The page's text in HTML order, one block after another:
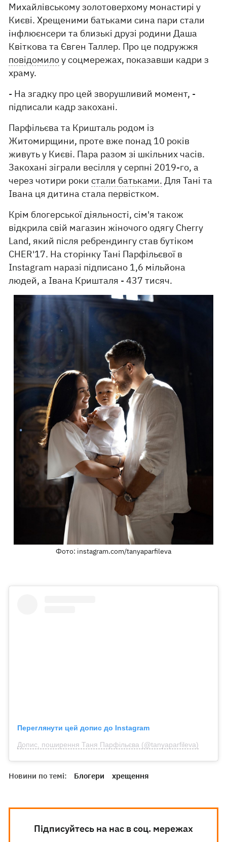
Михайлівському золотоверхому монастирі у
Києві. Хрещеними батьками сина пари стали
інфлюєнсери та близькі друзі родини Даша
Квіткова та Євген Таллер. Про це подружжя
повідомилоу соцмережах, показавши кадри з
храму.
- На згадку про цей зворушливий момент, -
підписали кадр закохані.
Парфільєва та Кришталь родом із
Житомирщини, проте вже понад 10 років
живуть у Києві. Пара разом зі шкільних часів.
Закохані зіграли весілля у серпні 2019-го, а
через чотири рокистали батьками. Для Тані та
Івана ця дитина стала первістком.
Крім блогерської діяльності, сім'я також
відкрила свій магазин жіночого одягу Cherry
Land, який після ребрендингу став бутіком
CHER'17. На сторінку Тані Парфільєвої в
Instagram наразі підписано 1,6 мільйона
людей, а Івана Кришталя - 437 тисяч.
Фото: instagram.com/tanyaparfileva
Переглянути цей допис до Instagram
Допис, поширення Таня Парфільєва (@tanyaparfileva)
Новини по темі: Блогери хрещення
Підписуйтесь на нас в соц. мережах